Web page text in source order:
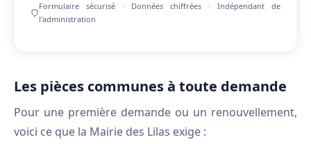
Formulaire sécurisé · Données chiffrées · Indépendant de
l'administration
Les pièces communes à toute demande
Pour une première demande ou un renouvellement,
voici ce que la Mairie des Lilas exige :